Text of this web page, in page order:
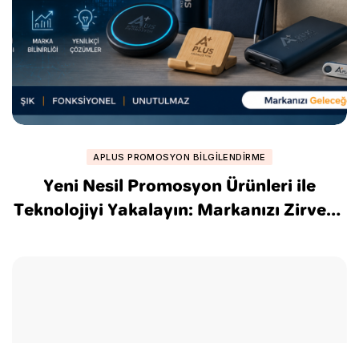
APLUS PROMOSYON BILGILENDIRME
Yeni Nesil Promosyon Ürünleri ile
Teknolojiyi Yakalayın: Markanızı Zirveye